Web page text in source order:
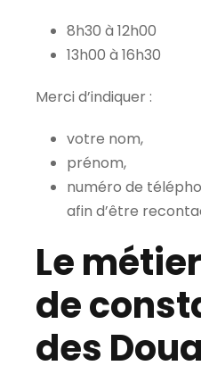
8h30 à 12h00
13h00 à 16h30
Merci d’indiquer :
votre nom,
prénom,
numéro de
afin d’être
Le
de
des